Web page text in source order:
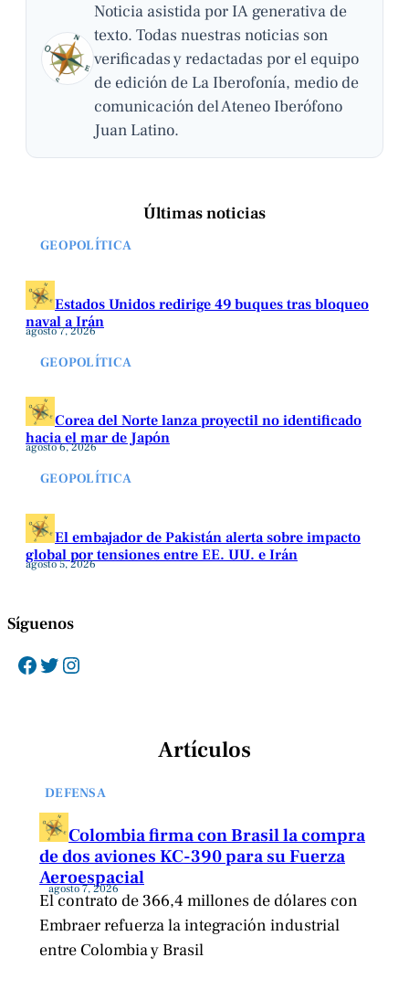
Noticia asistida por IA generativa de
texto. Todas nuestras noticias son
verificadas y redactadas por el equipo
de edición de La Iberofonía, medio de
comunicación del Ateneo Iberófono
Juan Latino.
Últimas noticias
GEOPOLÍTICA
Estados Unidos redirige 49 buques tras bloqueo
naval a Irán
agosto 7, 2026
GEOPOLÍTICA
Corea del Norte lanza proyectil no identificado
hacia el mar de Japón
agosto 6, 2026
GEOPOLÍTICA
El embajador de Pakistán alerta sobre impacto
global por tensiones entre EE. UU. e Irán
agosto 5, 2026
Síguenos
Facebook Twitter Instagram
Artículos
DEFENSA
Colombia firma con Brasil la compra
de dos aviones KC-390 para su Fuerza
Aeroespacial
agosto 7, 2026
El contrato de 366,4 millones de dólares con
Embraer refuerza la integración industrial
entre Colombia y Brasil